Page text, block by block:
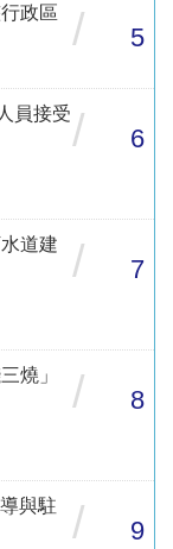
政區
/ 5
員接受/ 6
道建
/ 7
燒」
/ 8
與駐
/ 9